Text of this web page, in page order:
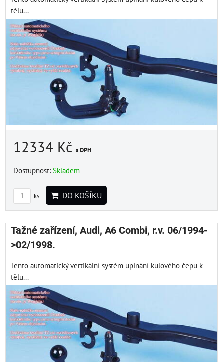
tělu...
12334 Kč s DPH
Dostupnost: Skladem
ks DO KOŠÍKU
Tažné zařízení, Audi, A6 Combi, r.v. 06/1994-
>02/1998.
Tento automatický vertikální systém upínání kulového čepu k
tělu...